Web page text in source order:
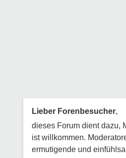
Lieber Forenbesucher,
dieses Forum dient dazu,
ist willkommen.
ermutigende und